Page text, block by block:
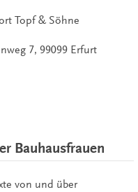
Topf & Söhne
7, 99099 Erfurt
Bauhausfrauen
von und über